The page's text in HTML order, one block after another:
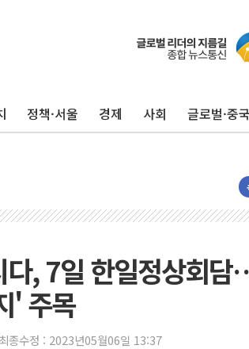
정책·서울 경제 사회 글로벌·중국
다, 7일 한일정상회
' 주목
최종수정 : 2023년05월06일 13:37